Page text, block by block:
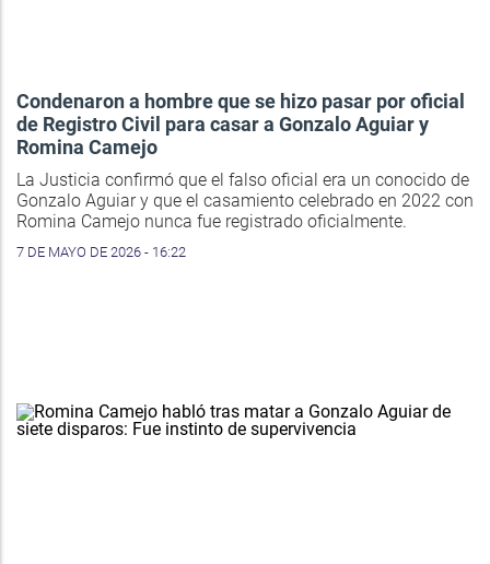
Condenaron a hombre que se hizo pasar por oficial
de Registro Civil para casar a Gonzalo Aguiar y
Romina Camejo
La Justicia confirmó que el falso oficial era un conocido de
Gonzalo Aguiar y que el casamiento celebrado en 2022 con
Romina Camejo nunca fue registrado oficialmente.
7 DE MAYO DE 2026 - 16:22